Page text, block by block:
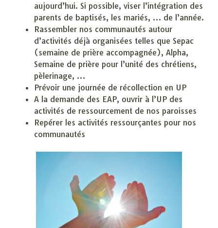
aujourd’hui. Si possible, viser l’intégration des
parents de baptisés, les mariés, … de l’année.
Rassembler nos communautés autour
d’activités déjà organisées telles que Sepac
(semaine de prière accompagnée), Alpha,
Semaine de prière pour l’unité des chrétiens,
pèlerinage, …
Prévoir une journée de récollection en UP
A la demande des EAP, ouvrir à l’UP des
activités de ressourcement de nos paroisses
Repérer les activités ressourçantes pour nos
communautés